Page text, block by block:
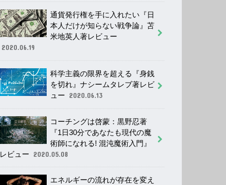
通貨発行権を手に入れたい『日
本人だけが知らない戦争論』苫
米地英人著レビュー
2020.06.19
科学主義の限界を超える『身銭
を切れ』ナシームタレブ著レビ
ュー
2020.06.13
コーチングは啓蒙：黒野忍著
『1日30分であなたも現代の魔
術師になれる! 混沌魔術入門』
レビュー
2020.05.08
エネルギーの流れが存在を変え